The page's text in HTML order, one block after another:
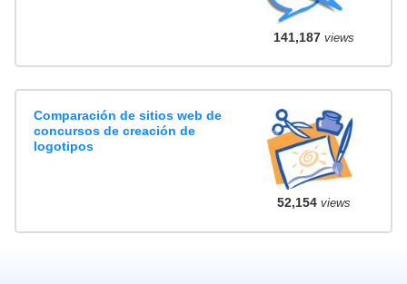
141,187views
Comparación de sitios web de
concursos de creación de
logotipos
52,154views